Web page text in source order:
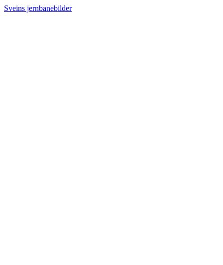
Sveins jernbanebilder